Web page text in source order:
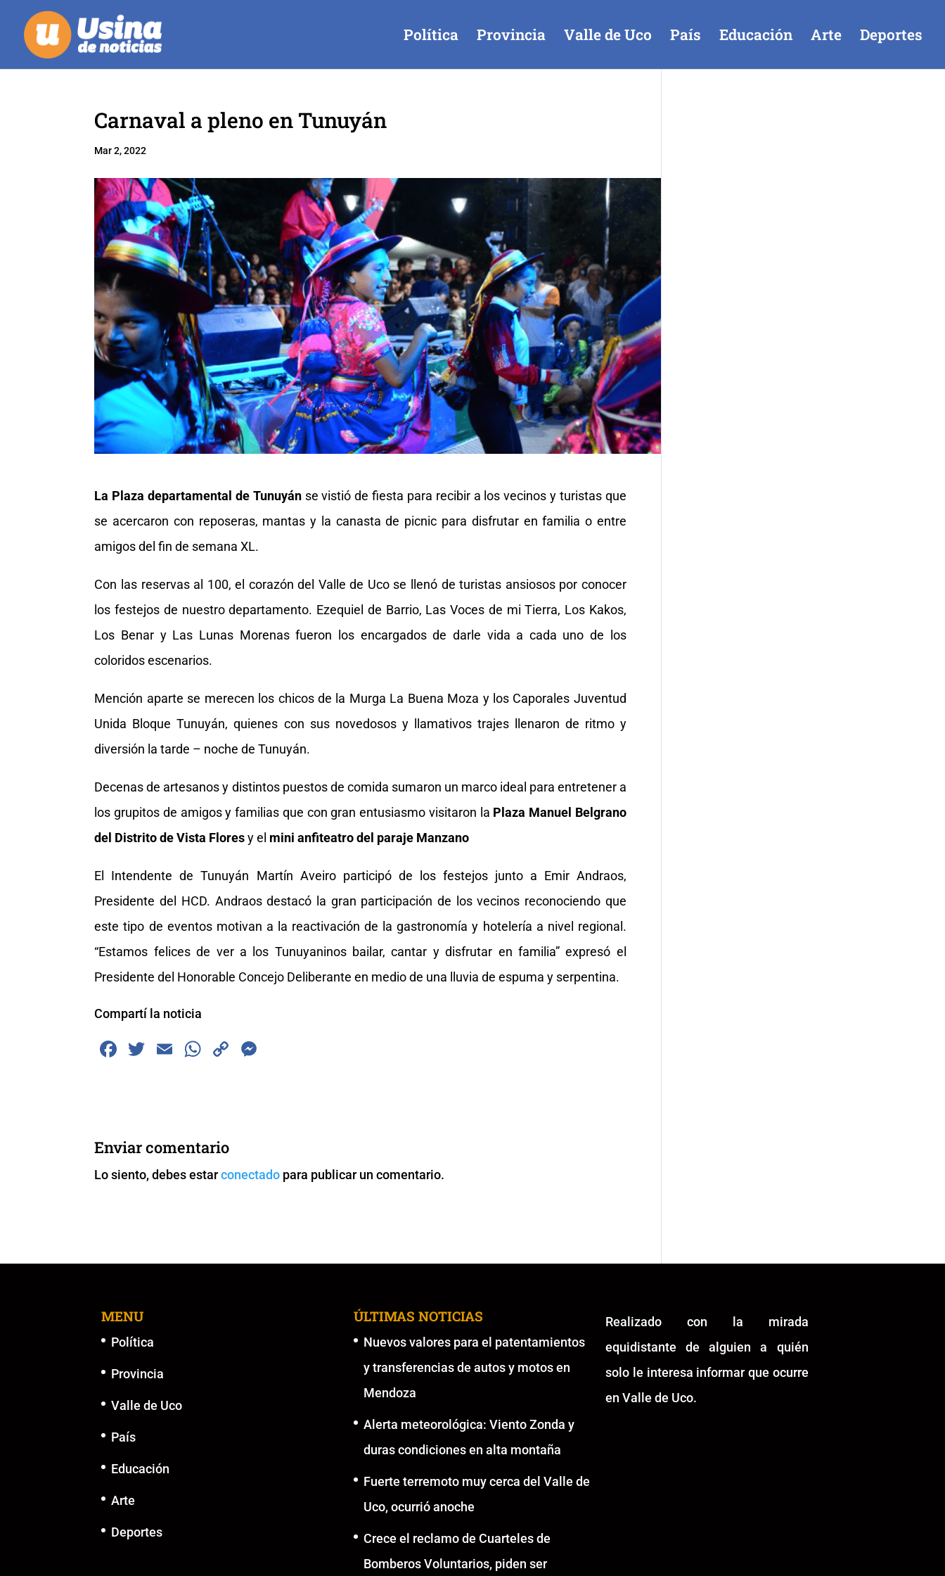
Política Provincia Valle de Uco País Educación Arte Deportes
Carnaval a pleno en Tunuyán
Mar 2, 2022
La Plaza departamental de Tunuyánse vistió de fiesta para recibir a los vecinos y turistas que
se acercaron con reposeras, mantas y la canasta de picnic para disfrutar en familia o entre
amigos del fin de semana XL.
Con las reservas al 100, el corazón del Valle de Uco se llenó de turistas ansiosos por conocer
los festejos de nuestro departamento. Ezequiel de Barrio, Las Voces de mi Tierra, Los Kakos,
Los Benar y Las Lunas Morenas fueron los encargados de darle vida a cada uno de los
coloridos escenarios.
Mención aparte se merecen los chicos de la Murga La Buena Moza y los Caporales Juventud
Unida Bloque Tunuyán, quienes con sus novedosos y llamativos trajes llenaron de ritmo y
diversión la tarde – noche de Tunuyán.
Decenas de artesanos y distintos puestos de comida sumaron un marco ideal para entretener a
los grupitos de amigos y familias que con gran entusiasmo visitaron la Plaza Manuel Belgrano
del Distrito de Vista Floresy el mini anfiteatro del paraje Manzano
El Intendente de Tunuyán Martín Aveiro participó de los festejos junto a Emir Andraos,
Presidente del HCD. Andraos destacó la gran participación de los vecinos reconociendo que
este tipo de eventos motivan a la reactivación de la gastronomía y hotelería a nivel regional.
“Estamos felices de ver a los Tunuyaninos bailar, cantar y disfrutar en familia” expresó el
Presidente del Honorable Concejo Deliberante en medio de una lluvia de espuma y serpentina.
Compartí la noticia
F
b
o
o
T
E
W
A
p
p
C
k
er
Enviar comentario
Lo siento, debes estarconectado para publicar un comentario.
MENU
Política
Provincia
Valle de Uco
País
Educación
Arte
Deportes
ÚLTIMAS NOTICIAS
Nuevos valores para el patentamientos
y transferencias de autos y motos en
Mendoza
Alerta meteorológica: Viento Zonda y
duras condiciones en alta montaña
Fuerte terremoto muy cerca del Valle de
Uco, ocurrió anoche
Crece el reclamo de Cuarteles de
Bomberos Voluntarios, piden ser
Realizado con la mirada
equidistante de alguien a quién
solo le interesa informar que ocurre
en Valle de Uco.